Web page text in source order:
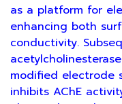
as a platform for
enhancing both
conductivity.
modified electrode
inhibits AChE